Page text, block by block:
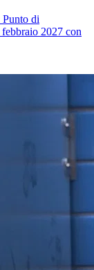
di
2027 con